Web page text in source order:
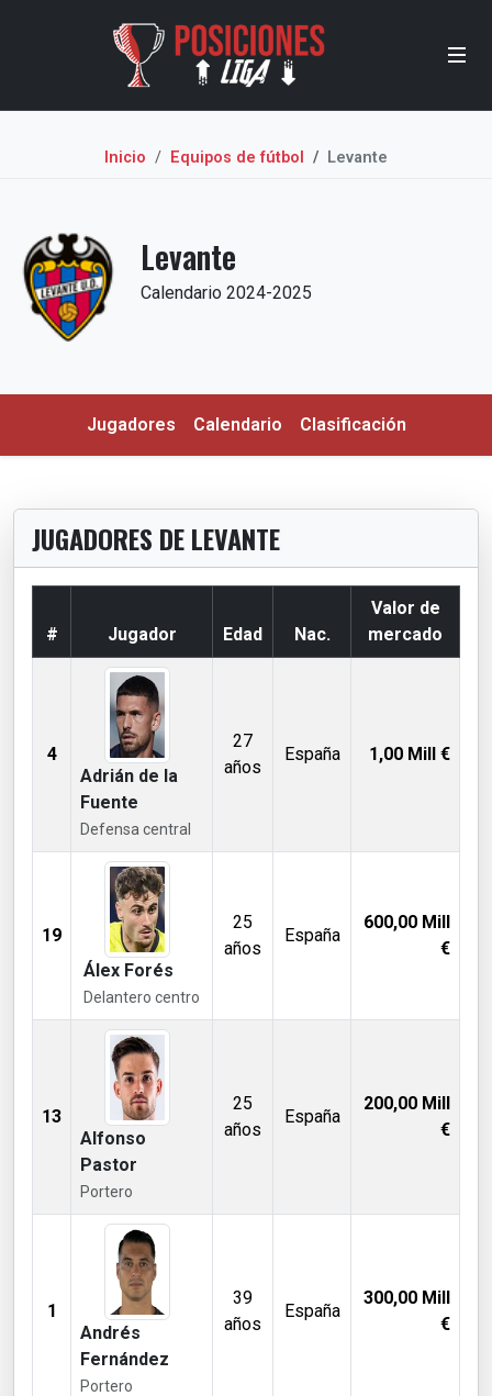
Inicio Equipos de fútbol Levante
Levante
Calendario 2024-2025
Jugadores Calendario Clasificación
JUGADORES DE LEVANTE
# Jugador Edad Nac.
Valor de
mercado
4
Adrián de la
Fuente
Defensa central
27
años
España 1,00 Mill €
19
Álex Forés
Delantero centro
25
años
España
600,00 Mill
€
13
Alfonso
Pastor
Portero
25
años
España
200,00 Mill
€
1
Andrés
Fernández
Portero
39
años
España
300,00 Mill
€